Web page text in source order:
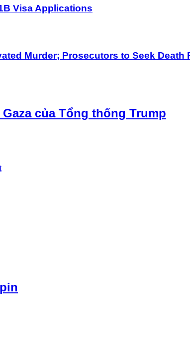
Visa Applications
Murder; Prosecutors to Seek Death
của Tổng thống Trump